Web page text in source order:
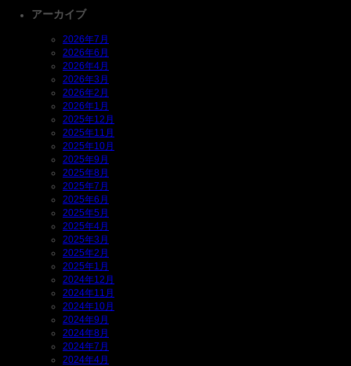
アーカイブ
2026年7月
2026年6月
2026年4月
2026年3月
2026年2月
2026年1月
2025年12月
2025年11月
2025年10月
2025年9月
2025年8月
2025年7月
2025年6月
2025年5月
2025年4月
2025年3月
2025年2月
2025年1月
2024年12月
2024年11月
2024年10月
2024年9月
2024年8月
2024年7月
2024年4月